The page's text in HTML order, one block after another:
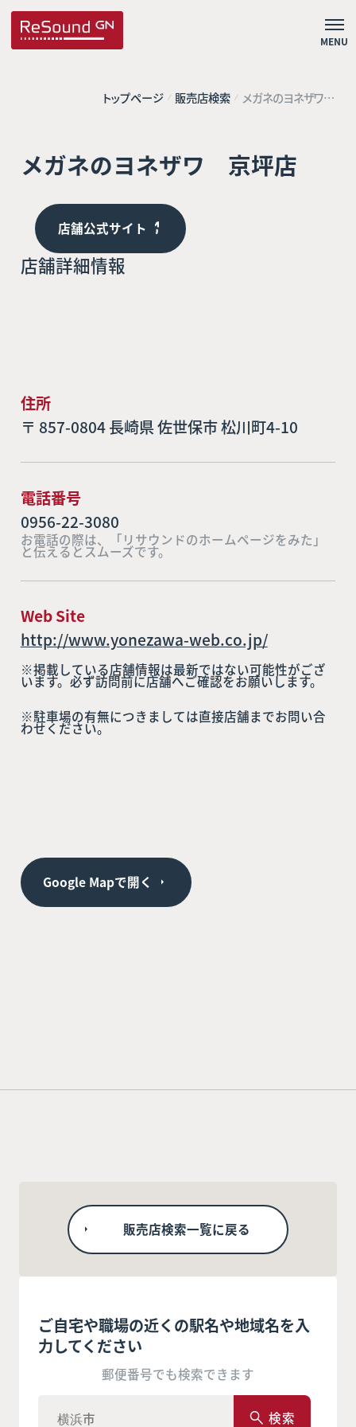
MENU
トップページ 販売店検索 メガネのヨネザワ
京坪店
メガネのヨネザワ 京坪店
店舗公式サイト
店舗詳細情報
住所
〒 857-0804 長崎県 佐世保市 松川町4-10
電話番号
0956-22-3080
お電話の際は、「リサウンドのホームページをみた」
と伝えるとスムーズです。
Web Site
http://www.yonezawa-web.co.jp/
※掲載している店舗情報は最新ではない可能性がござ
います。必ず訪問前に店舗へご確認をお願いします。
※駐車場の有無につきましては直接店舗までお問い合
わせください。
Google Mapで開く
販売店検索一覧に戻る
ご自宅や職場の近くの駅名や地域名を入
力してください
郵便番号でも検索できます
検索